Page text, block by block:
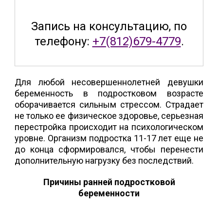
Запись на консультацию, по
телефону: +7(812)679-4779.
Для любой несовершеннолетней девушки
беременность в подростковом возрасте
оборачивается сильным стрессом. Страдает
не только ее физическое здоровье, серьезная
перестройка происходит на психологическом
уровне. Организм подростка 11-17 лет еще не
до конца сформировался, чтобы перенести
дополнительную нагрузку без последствий.
Причины ранней подростковой
беременности